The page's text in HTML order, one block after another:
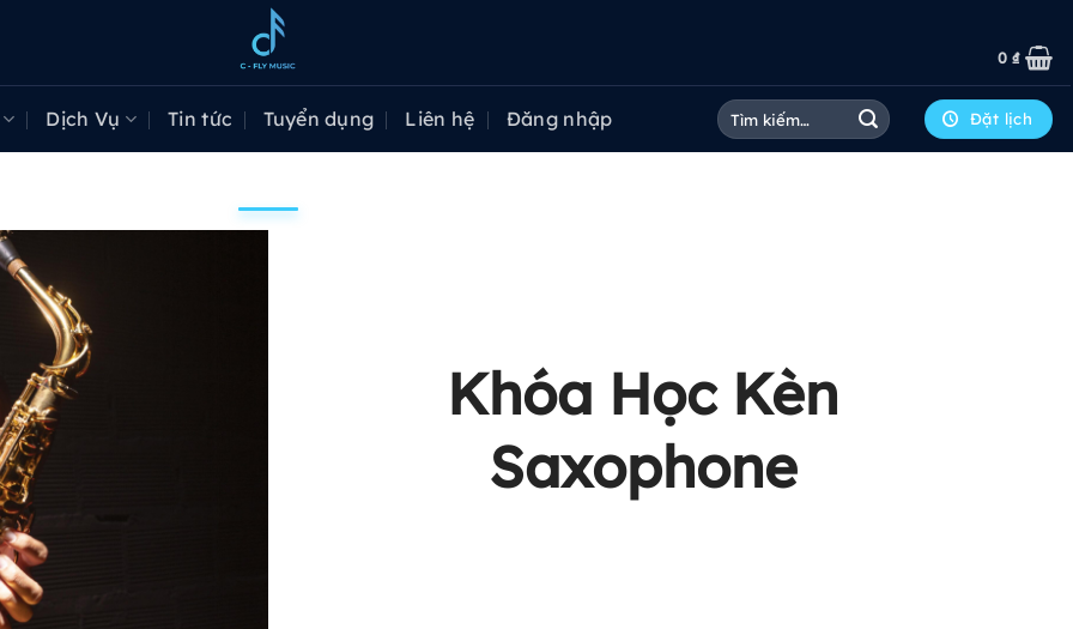
0 ₫
Dịch Vụ Tin tức Tuyển dụng Liên hệ Đăng nhập
Tìm
kiếm:
Đặt lịch
Khóa Học Kèn
Saxophone